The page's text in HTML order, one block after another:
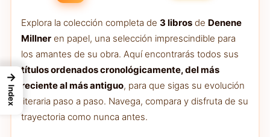
Explora la colección completa de 3 libros de Denene
Millner en papel, una selección imprescindible para
los amantes de su obra. Aquí encontrarás todos sus
títulos ordenados cronológicamente, del más
reciente al más antiguo, para que sigas su evolución
literaria paso a paso. Navega, compara y disfruta de su
trayectoria como nunca antes.
→
Index